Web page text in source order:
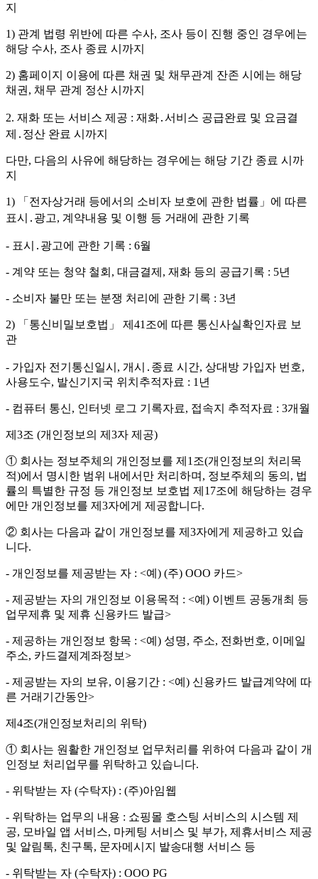
지
1) 관계 법령 위반에 따른 수사, 조사 등이 진행 중인 경우에는
해당 수사, 조사 종료 시까지
2) 홈페이지 이용에 따른 채권 및 채무관계 잔존 시에는 해당
채권, 채무 관계 정산 시까지
2. 재화 또는 서비스 제공 : 재화․서비스 공급완료 및 요금결
제․정산 완료 시까지
다만, 다음의 사유에 해당하는 경우에는 해당 기간 종료 시까
지
1) 「전자상거래 등에서의 소비자 보호에 관한 법률」에 따른
표시․광고, 계약내용 및 이행 등 거래에 관한 기록
- 표시․광고에 관한 기록 : 6월
- 계약 또는 청약 철회, 대금결제, 재화 등의 공급기록 : 5년
- 소비자 불만 또는 분쟁 처리에 관한 기록 : 3년
2) 「통신비밀보호법」 제41조에 따른 통신사실확인자료 보
관
- 가입자 전기통신일시, 개시․종료 시간, 상대방 가입자 번호,
사용도수, 발신기지국 위치추적자료 : 1년
- 컴퓨터 통신, 인터넷 로그 기록자료, 접속지 추적자료 : 3개월
제3조 (개인정보의 제3자 제공)
① 회사는 정보주체의 개인정보를 제1조(개인정보의 처리목
적)에서 명시한 범위 내에서만 처리하며, 정보주체의 동의, 법
률의 특별한 규정 등 개인정보 보호법 제17조에 해당하는 경우
에만 개인정보를 제3자에게 제공합니다.
② 회사는 다음과 같이 개인정보를 제3자에게 제공하고 있습
니다.
- 개인정보를 제공받는 자 : <예) (주) OOO 카드>
- 제공받는 자의 개인정보 이용목적 : <예) 이벤트 공동개최 등
업무제휴 및 제휴 신용카드 발급>
- 제공하는 개인정보 항목 : <예) 성명, 주소, 전화번호, 이메일
주소, 카드결제계좌정보>
- 제공받는 자의 보유, 이용기간 : <예) 신용카드 발급계약에 따
른 거래기간동안>
제4조(개인정보처리의 위탁)
① 회사는 원활한 개인정보 업무처리를 위하여 다음과 같이 개
인정보 처리업무를 위탁하고 있습니다.
- 위탁받는 자 (수탁자) : (주)아임웹
- 위탁하는 업무의 내용 : 쇼핑몰 호스팅 서비스의 시스템 제
공, 모바일 앱 서비스, 마케팅 서비스 및 부가, 제휴서비스 제공
및 알림톡, 친구톡, 문자메시지 발송대행 서비스 등
- 위탁받는 자 (수탁자) : OOO PG